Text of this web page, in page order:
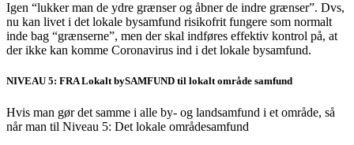
Igen “lukker man de ydre grænser og åbner de indre grænser”. Dvs,
nu kan livet i det lokale bysamfund risikofrit fungere som normalt
inde bag “grænserne”, men der skal indføres effektiv kontrol på, at
der ikke kan komme Coronavirus ind i det lokale bysamfund.
NIVEAU 5: FRA Lokalt bySAMFUND til lokalt område samfund
Hvis man gør det samme i alle by- og landsamfund i et område, så
når man til Niveau 5: Det lokale områdesamfund